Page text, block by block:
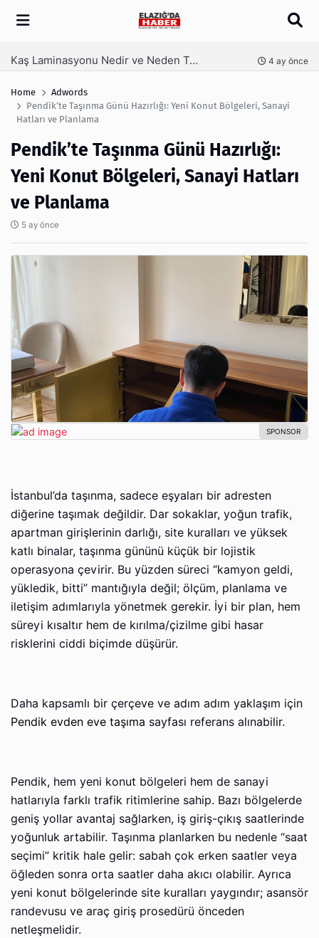
Arama
Kaş Laminasyonu Nedir ve Neden Tercih Edilir? 4 ay önce
Home
Adwords
Pendik’te Taşınma Günü Hazırlığı: Yeni Konut Bölgeleri, Sanayi
Hatları ve Planlama
Pendik’te Taşınma Günü Hazırlığı:
Yeni Konut Bölgeleri, Sanayi Hatları
ve Planlama
5 ay önce
İstanbul’da taşınma, sadece eşyaları bir adresten
diğerine taşımak değildir. Dar sokaklar, yoğun trafik,
apartman girişlerinin darlığı, site kuralları ve yüksek
katlı binalar, taşınma gününü küçük bir lojistik
operasyona çevirir. Bu yüzden süreci “kamyon geldi,
yükledik, bitti” mantığıyla değil; ölçüm, planlama ve
iletişim adımlarıyla yönetmek gerekir. İyi bir plan, hem
süreyi kısaltır hem de kırılma/çizilme gibi hasar
risklerini ciddi biçimde düşürür.
Daha kapsamlı bir çerçeve ve adım adım yaklaşım için
Pendik evden eve taşıma sayfası referans alınabilir.
Pendik, hem yeni konut bölgeleri hem de sanayi
hatlarıyla farklı trafik ritimlerine sahip. Bazı bölgelerde
geniş yollar avantaj sağlarken, iş giriş-çıkış saatlerinde
yoğunluk artabilir. Taşınma planlarken bu nedenle “saat
seçimi” kritik hale gelir: sabah çok erken saatler veya
öğleden sonra orta saatler daha akıcı olabilir. Ayrıca
yeni konut bölgelerinde site kuralları yaygındır; asansör
randevusu ve araç giriş prosedürü önceden
netleşmelidir.